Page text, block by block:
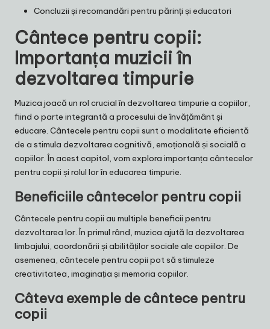
Concluzii și recomandări pentru părinți și educatori
Cântece pentru copii:
Importanța muzicii în
dezvoltarea timpurie
Muzica joacă un rol crucial în dezvoltarea timpurie a copiilor,
fiind o parte integrantă a procesului de învățământ și
educare. Cântecele pentru copii sunt o modalitate eficientă
de a stimula dezvoltarea cognitivă, emoțională și socială a
copiilor. În acest capitol, vom explora importanța cântecelor
pentru copii și rolul lor în educarea timpurie.
Beneficiile cântecelor pentru copii
Cântecele pentru copii au multiple beneficii pentru
dezvoltarea lor. În primul rând, muzica ajută la dezvoltarea
limbajului, coordonării și abilităților sociale ale copiilor. De
asemenea, cântecele pentru copii pot să stimuleze
creativitatea, imaginația și memoria copiilor.
Câteva exemple de cântece pentru
copii